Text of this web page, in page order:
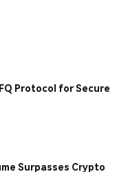
Protocol for Secure
Surpasses Crypto